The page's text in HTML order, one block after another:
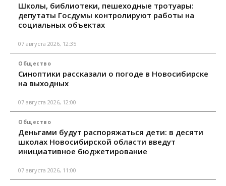
Школы, библиотеки, пешеходные тротуары:
депутаты Госдумы контролируют работы на
социальных объектах
07 августа 2026, 12:35
Общество
Синоптики рассказали о погоде в Новосибирске
на выходных
07 августа 2026, 12:00
Общество
Деньгами будут распоряжаться дети: в десяти
школах Новосибирской области введут
инициативное бюджетирование
07 августа 2026, 11:00